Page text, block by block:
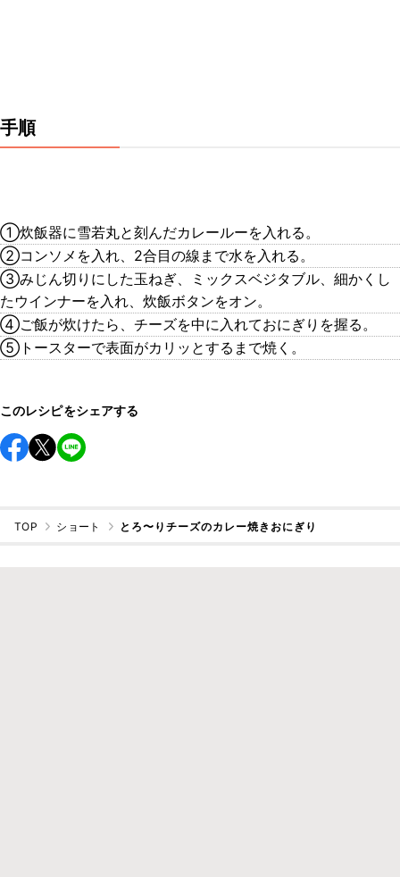
手順
①炊飯器に雪若丸と刻んだカレールーを入れる。
②コンソメを入れ、2合目の線まで水を入れる。
③みじん切りにした玉ねぎ、ミックスベジタブル、細かくし
たウインナーを入れ、炊飯ボタンをオン。
④ご飯が炊けたら、チーズを中に入れておにぎりを握る。
⑤トースターで表面がカリッとするまで焼く。
このレシピをシェアする
TOP ショート とろ〜りチーズのカレー焼きおにぎり